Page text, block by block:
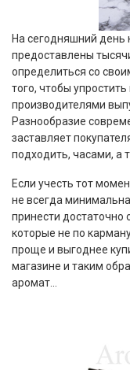
На сегодняшний
предоставлены
определиться со
того, чтобы
производителями
Разнообразие
заставляет
подходить, часами, а
Если учесть тот
не всегда
принести
которые не по
проще и выгоднее
магазине и таким
аромат...